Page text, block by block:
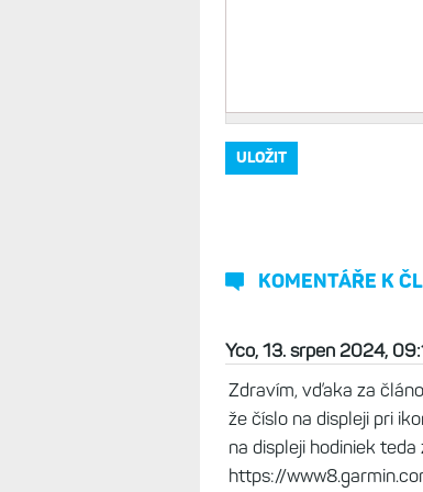
KOMENTÁŘE K
Yco, 13. srpen 2024,
Zdravím, vďaka za
že číslo na displeji pri
na displeji hodiniek
https://